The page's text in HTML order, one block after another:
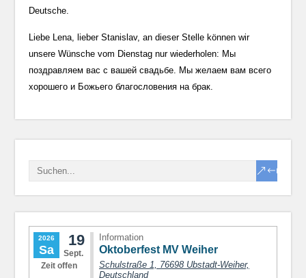
Deutsche.
Liebe Lena, lieber Stanislav, an dieser Stelle können wir
unsere Wünsche vom Dienstag nur wiederholen: Мы
поздравляем вас с вашей свадьбе. Мы желаем вам всего
хорошего и Божьего благословения на брак.